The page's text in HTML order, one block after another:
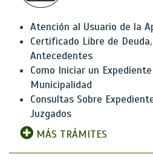
Atención al Usuario de la
Certificado Libre de
Antecedentes
Como Iniciar un
Municipalidad
Consultas Sobre
Juzgados
MÁS TRÁMITES